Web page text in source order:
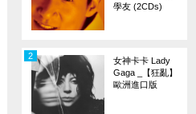
學友 (2CDs)
女神卡卡 Lady
Gaga _【狂亂】
歐洲進口版
2